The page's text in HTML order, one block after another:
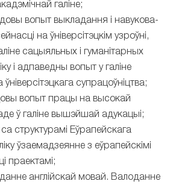
галіне;
вопыт выкладання і навукова-
на ўніверсітэцкім узроўні,
сацыяльных і гуманітарных
і адпаведны вопыт у галіне
супрацоўніцтва;
вопыт працы на высокай
ў галіне вышэйшай адукацыі;
структурамі Еўрапейскага
ўзаемадзеянне з еўрапейскімі
праектамі;
англійскай мовай. Валоданне